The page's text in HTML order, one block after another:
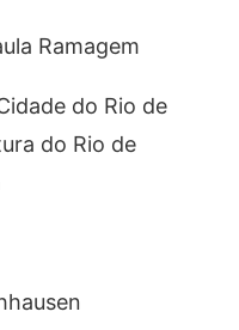
Ramagem
do Rio de
do Rio de